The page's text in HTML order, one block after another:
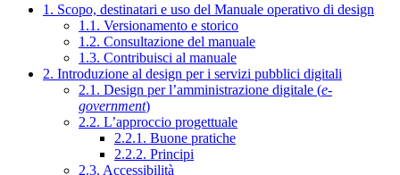
1. Scopo, destinatari e uso del Manuale operativo di design
1.1. Versionamento e storico
1.2. Consultazione del manuale
1.3. Contribuisci al manuale
2. Introduzione al design per i servizi pubblici digitali
2.1. Design per l’amministrazione digitale (e-
government)
2.2. L’approccio progettuale
2.2.1. Buone pratiche
2.2.2. Principi
2.3. Accessibilità